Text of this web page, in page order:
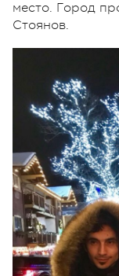
место. Город
Стоянов.